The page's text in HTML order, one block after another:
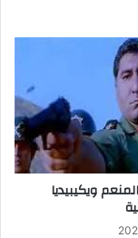
ويكيبيديا